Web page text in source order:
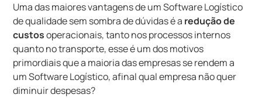
Uma das maiores vantagens de um Software Logístico
de qualidade sem sombra de dúvidas é a redução de
custosoperacionais, tanto nos processos internos
quanto no transporte, esse é um dos motivos
primordiais que a maioria das empresas se rendem a
um Software Logístico, afinal qual empresa não quer
diminuir despesas?